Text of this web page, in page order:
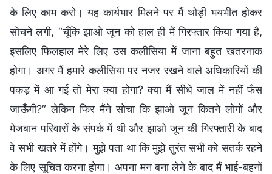
के लिए काम करो। यह कार्यभार मिलने पर मैं थोड़ी भयभीत होकर
सोचने लगी, “चूँकि झाओ जून को हाल ही में गिरफ्तार किया गया है,
इसलिए फिलहाल मेरे लिए उस कलीसिया में जाना बहुत खतरनाक
होगा। अगर मैं हमारे कलीसिया पर नजर रखने वाले अधिकारियों की
पकड़ में आ गई तो मेरा क्या होगा? क्या मैं सीधे जाल में नहीं फँस
जाऊँगी?” लेकिन फिर मैंने सोचा कि झाओ जून कितने लोगों और
मेजबान परिवारों के संपर्क में थी और झाओ जून की गिरफ्तारी के बाद
वे सभी खतरे में होंगे। मुझे पता था कि मुझे तुरंत सभी को सतर्क रहने
के लिए सूचित करना होगा। अपना मन बना लेने के बाद मैं भाई-बहनों